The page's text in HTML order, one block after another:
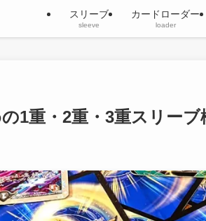
スリーブ
sleeve
カードローダー
loader
1重・2重・3重スリーブ